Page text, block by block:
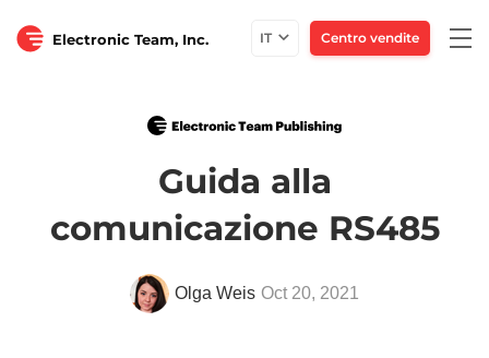
Electronic Team, Inc. IT Centro vendite
Guida alla
comunicazione RS485
Olga Weis Oct 20, 2021